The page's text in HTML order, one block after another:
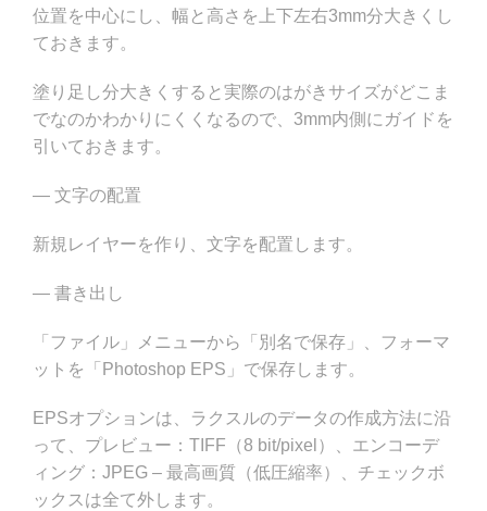
位置を中心にし、幅と高さを上下左右3mm分大きくし
ておきます。
塗り足し分大きくすると実際のはがきサイズがどこま
でなのかわかりにくくなるので、3mm内側にガイドを
引いておきます。
— 文字の配置
新規レイヤーを作り、文字を配置します。
— 書き出し
「ファイル」メニューから「別名で保存」、フォーマ
ットを「Photoshop EPS」で保存します。
EPSオプションは、ラクスルのデータの作成方法に沿
って、プレビュー：TIFF（8 bit/pixel）、エンコーデ
ィング：JPEG – 最高画質（低圧縮率）、チェックボ
ックスは全て外します。